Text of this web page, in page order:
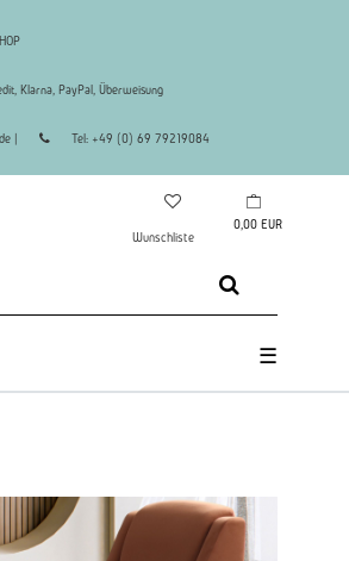
Klarna, PayPal, Überweisung
| Tel: +49 (0) 69 79219084
☰
Wunschliste
0,00 EUR